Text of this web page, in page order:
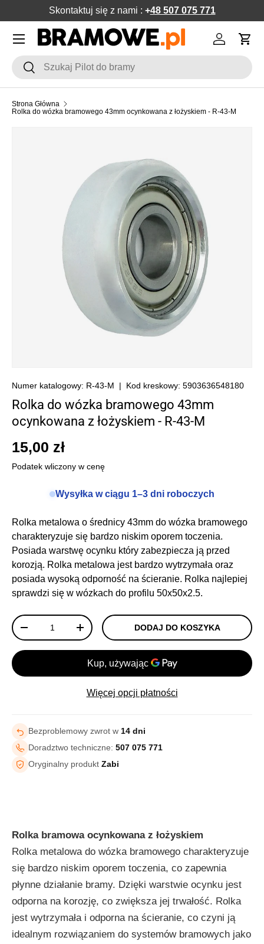
POMIŃ DO ZAWARTOŚCI
Skontaktuj się z nami : +48 507 075 771
SzukajSzukaj
Zaloguj
Menu
Strona Główna
Rolka do wózka bramowego 43mm ocynkowana z łożyskiem - R-43-M
Numer katalogowy: R-43-M | Kod kreskowy: 5903636548180
Rolka do wózka bramowego 43mm
ocynkowana z łożyskiem - R-43-M
15,00 zł
Podatek wliczony w cenę
Wysyłka w ciągu 1–3 dni roboczych
Rolka metalowa o średnicy 43mm do wózka bramowego
charakteryzuje się bardzo niskim oporem toczenia.
Posiada warstwę ocynku który zabezpiecza ją przed
korozją. Rolka metalowa jest bardzo wytrzymała oraz
posiada wysoką odporność na ścieranie. Rolka najlepiej
sprawdzi się w wózkach do profilu 50x50x2.5.
Ilość
+ DODAJ DO KOSZYKA
Więcej opcji płatności
Bezproblemowy zwrot w 14 dni
Doradztwo techniczne: 507 075 771
Oryginalny produkt Zabi
Rolka bramowa ocynkowana z łożyskiem
Rolka metalowa do wózka bramowego charakteryzuje
się bardzo niskim oporem toczenia, co zapewnia
płynne działanie bramy. Dzięki warstwie ocynku jest
odporna na korozję, co zwiększa jej trwałość. Rolka
jest wytrzymała i odporna na ścieranie, co czyni ją
idealnym rozwiązaniem do systemów bramowych jako